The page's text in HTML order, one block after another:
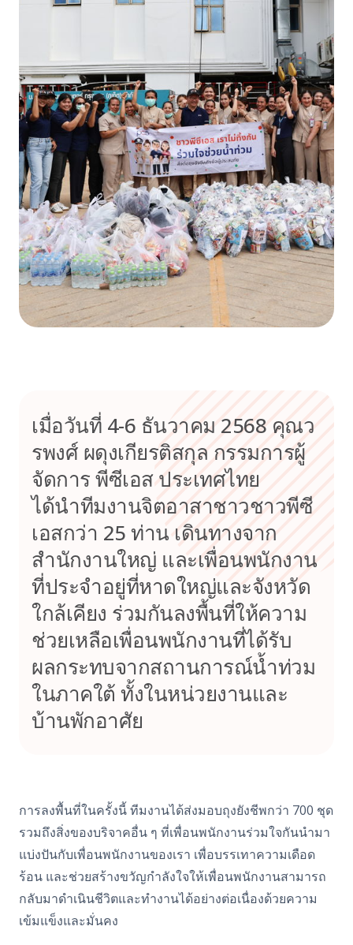
เมื่อวันที่ 4-6 ธันวาคม 2568 คุณว
รพงศ์ ผดุงเกียรติสกุล กรรมการผู้
จัดการ พีซีเอส ประเทศไทย
ได้นำทีมงานจิตอาสาชาวชาวพีซี
เอสกว่า 25 ท่าน เดินทางจาก
สำนักงานใหญ่ และเพื่อนพนักงาน
ที่ประจำอยู่ที่หาดใหญ่และจังหวัด
ใกล้เคียง ร่วมกันลงพื้นที่ให้ความ
ช่วยเหลือเพื่อนพนักงานที่ได้รับ
ผลกระทบจากสถานการณ์น้ำท่วม
ในภาคใต้ ทั้งในหน่วยงานและ
บ้านพักอาศัย
การลงพื้นที่ในครั้งนี้ ทีมงานได้ส่งมอบถุงยังชีพกว่า 700 ชุด
รวมถึงสิ่งของบริจาคอื่น ๆ ที่เพื่อนพนักงานร่วมใจกันนำมา
แบ่งปันกับเพื่อนพนักงานของเรา เพื่อบรรเทาความเดือด
ร้อน และช่วยสร้างขวัญกำลังใจให้เพื่อนพนักงานสามารถ
กลับมาดำเนินชีวิตและทำงานได้อย่างต่อเนื่องด้วยความ
เข้มแข็งและมั่นคง